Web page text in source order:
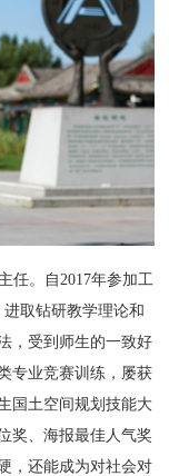
任。自2017年参加工
取钻研教学理论和
，受到师生的一致好
专业竞赛训练，屡获
国土空间规划技能大
奖、海报最佳人气奖
，还能成为对社会对